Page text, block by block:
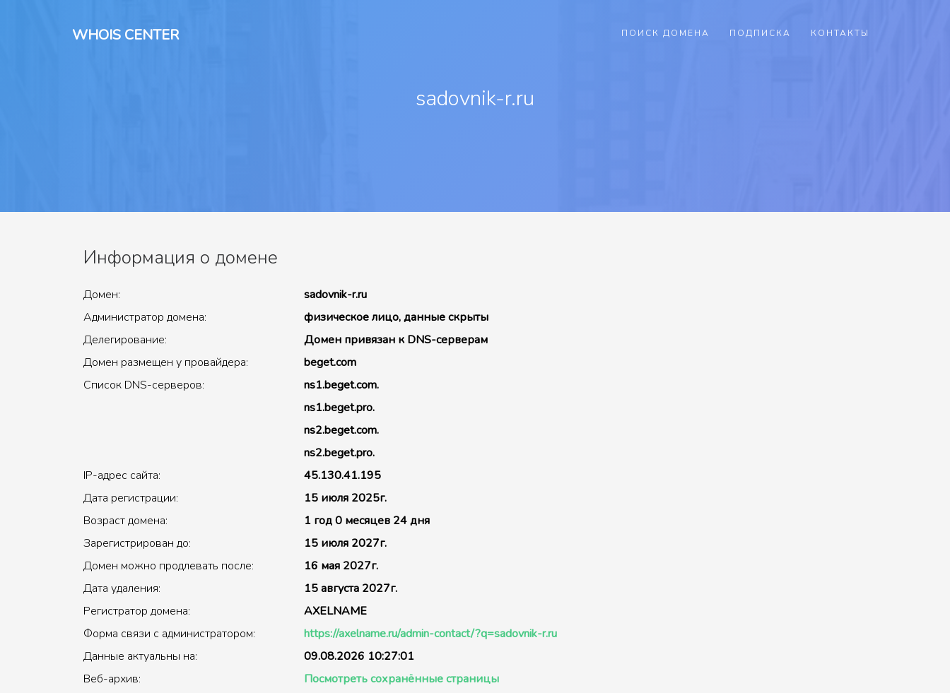
WHOIS CENTER ПОИСК ДОМЕНА ПОДПИСКА КОНТАКТЫ
sadovnik-r.ru
Информация о домене
Домен:
sadovnik-r.ru
Администратор домена:
физическое лицо, данные скрыты
Делегирование:
Домен привязан к DNS-серверам
Домен размещен у провайдера:
beget.com
Список DNS-серверов:
ns1.beget.com.
ns1.beget.pro.
ns2.beget.com.
ns2.beget.pro.
IP-адрес сайта:
45.130.41.195
Дата регистрации:
15 июля 2025г.
Возраст домена:
1 год 0 месяцев 24 дня
Зарегистрирован до:
15 июля 2027г.
Домен можно продлевать после:
16 мая 2027г.
Дата удаления:
15 августа 2027г.
Регистратор домена:
AXELNAME
Форма связи с администратором:
https://axelname.ru/admin-contact/?q=sadovnik-r.ru
Данные актуальны на:
09.08.2026 10:27:01
Веб-архив:
Посмотреть сохранённые страницы